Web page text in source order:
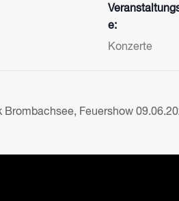
e:
Konzerte
Brombachsee, Feuershow